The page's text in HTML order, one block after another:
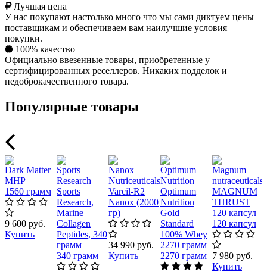
Лучшая цена
У нас покупают настолько много что мы сами диктуем цены
поставщикам и обеспечиваем вам наилучшие условия
покупки.
100% качество
Официально ввезенные товары, приобретенные у
сертифицированных реселлеров. Никаких подделок и
недоброкачественного товара.
Популярные товары
Dark Matter
MHP
1560 грамм
9 600 руб.
Купить
Sports
Research
Sports
Research,
Marine
Collagen
Peptides, 340
грамм
340 грамм
Nanox
Nutriceuticals
Varcil-R2
Nanox (2000
гр)
34 990 руб.
Купить
Optimum
Nutrition
Optimum
Nutrition
Gold
Standard
100% Whey
2270 грамм
2270 грамм
Magnum
nutraceuticals
MAGNUM
THRUST
120 капсул
120 капсул
7 980 руб.
Купить